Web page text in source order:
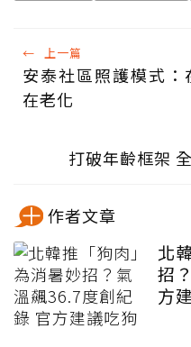
← 上一篇
安泰社區照護模式：
在老化
打破年齡框架
作者文章
北
招
方